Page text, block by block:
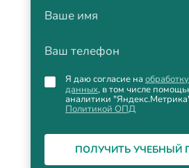
Ваше имя
Ваш телефон
Я даю согласие на
данных, в том числе
аналитики
Политикой ОПД
ПОЛУЧИТЬ УЧЕБНЫЙ